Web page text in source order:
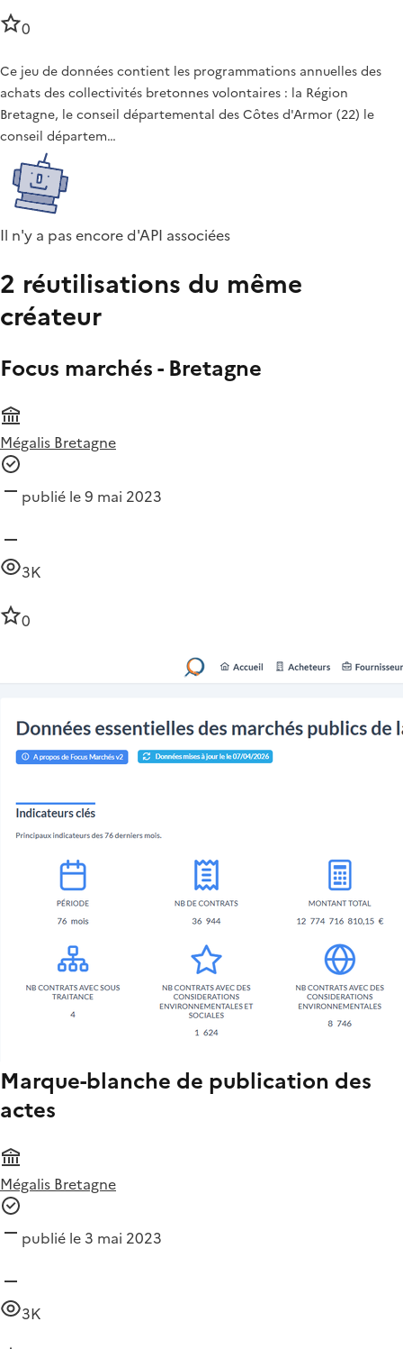
0
Ce jeu de données contient les programmations annuelles des
achats des collectivités bretonnes volontaires : la Région
Bretagne, le conseil départemental des Côtes d'Armor (22) le
conseil départem…
Il n'y a pas encore d'API associées
2 réutilisations du même
créateur
Focus marchés - Bretagne
Mégalis Bretagne
publié le 9 mai 2023
3K
0
Marque-blanche de publication des
actes
Mégalis Bretagne
publié le 3 mai 2023
3K